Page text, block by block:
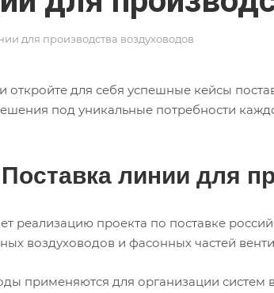
для производства воздуховодов
откройте для себя успешные кейсы
под уникальные потребности
Поставка линии для
реализацию проекта по поставке
воздуховодов и фасонных частей
применяются для организации